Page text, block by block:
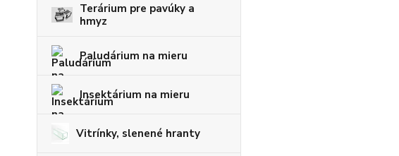
Terárium pre pavúky a
hmyz
Paludárium na mieru
Insektárium na mieru
Vitrínky, slenené hranty